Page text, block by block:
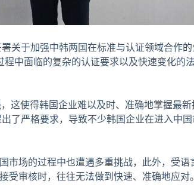
关于加强中韩两国在标准与认证领域合作
中面临的复杂的认证要求以及快速变化的
这使得韩国企业难以及时、准确地掌握最
了严格要求，导致不少韩国企业在进入中
市场的过程中也遭遇多重挑战，此外，受语
受审核时，往往无法做到快速、准确地应对。